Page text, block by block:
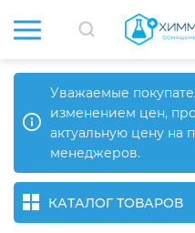
Уважаемые
изменением цен,
актуальную цену на
менеджеров.
КАТАЛОГ ТОВАРОВ